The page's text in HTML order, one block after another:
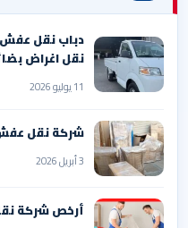
نقل اغراض
11 يوليو 2026
شركة نقل عفش
3 أبريل 2026
أرخص شركة